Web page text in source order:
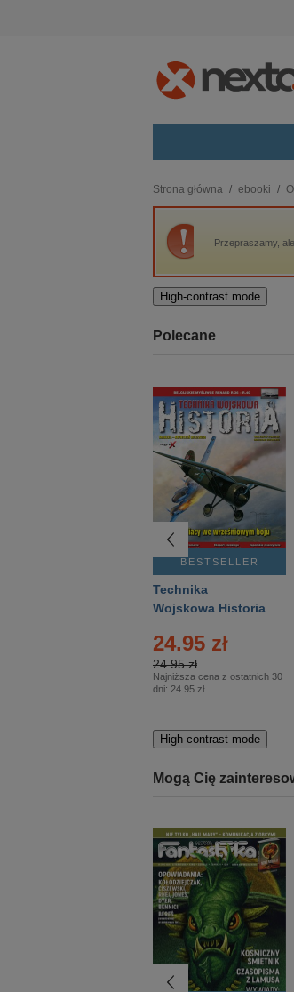
budownictwo,
biznesowe,
darmowe wydania
edukacja
kobiece, lifestyle,
Strona główna ebooki
Przepraszamy,
High-contrast mode
Polecane
BESTSELLER
Technika
Wojskowa Historia
24.95 zł
24.95 zł
Najniższa cena z ostatnich 30
dni: 24.95 zł
High-contrast mode
Mogą Cię